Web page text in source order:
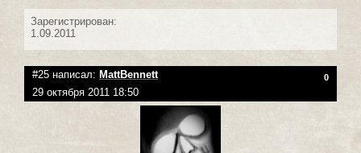
Зарегистрирован:
1.09.2011
#25 написал: MattBennett 0
29 октября 2011 18:50